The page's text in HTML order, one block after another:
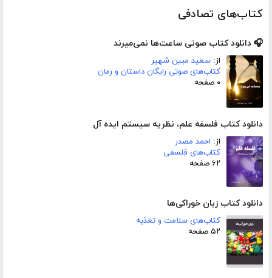
کتاب‌های تصادفی
🎧 دانلود کتاب صوتی ساعت‌ها نمی‌میرند
از: سعید مبین شهیر
کتاب‌های صوتی رایگان داستان و رمان
۰ صفحه
دانلود کتاب فلسفه علم، نظریه سیستم ایده آل
از: احمد مصدر
کتاب‌های فلسفی
۶۲ صفحه
دانلود کتاب زبان خوراکی‌ها
کتاب‌های سلامت و تغذیه
۵۲ صفحه